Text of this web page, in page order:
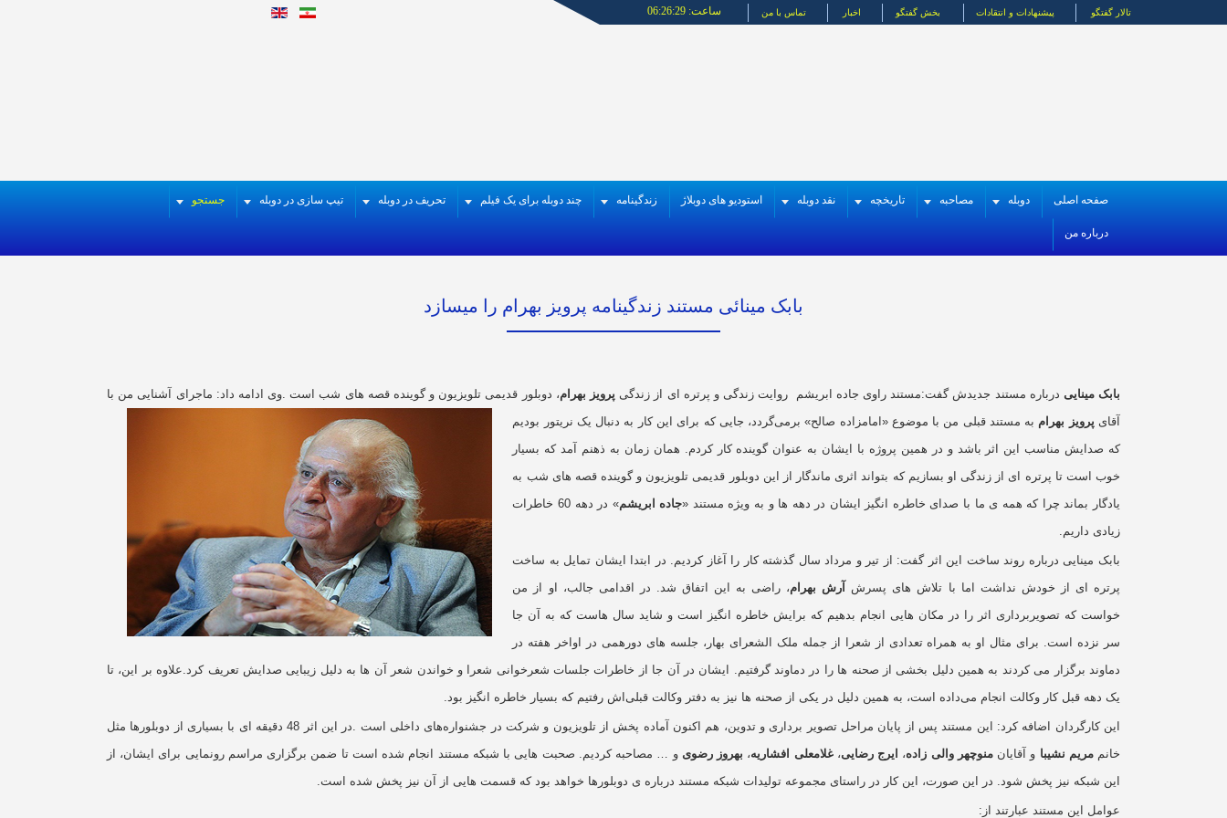
تالار گفتگو پیشنهادات و انتقادات بخش گفتگو اخبار تماس با من ساعت: 06:26:29
صفحه اصلی دوبله مصاحبه تاریخچه نقد دوبله استودیو های دوبلاژ زندگینامه چند دوبله برای یک فیلم تحریف در دوبله تیپ سازی در دوبله جستجو
درباره من
بابک مینائی مستند زندگینامه پرویز بهرام را میسازد
بابک مینایی درباره مستند جدیدش گفت:مستند راوی جاده ابریشم روایت زندگی و پرتره ای از زندگی پرویز بهرام، دوبلور قدیمی تلویزیون و گوینده قصه های شب است.وی ادامه داد: ماجرای آشنایی من با
آقای پرویز بهرام به مستند قبلی من با موضوع «امامزاده صالح» برمی‌گردد، جایی که برای این کار به دنبال یک نریتور بودیم
که صدایش مناسب این اثر باشد و در همین پروژه با ایشان به عنوان گوینده کار کردم. همان زمان به ذهنم آمد که بسیار
خوب است تا پرتره ای از زندگی او بسازیم که بتواند اثری ماندگار از این دوبلور قدیمی تلویزیون و گوینده قصه های شب به
یادگار بماند چرا که همه ی ما با صدای خاطره انگیز ایشان در دهه ها و به ویژه مستند «جاده ابریشم
» در دهه 60 خاطرات
زیادی داریم.
بابک مینایی درباره روند ساخت این اثر گفت: از تیر و مرداد سال گذشته کار را آغاز کردیم. در ابتدا ایشان تمایل به ساخت
پرتره ای از خودش نداشت اما با تلاش های پسرش آرش بهرام، راضی به این اتفاق شد. در اقدامی جالب، او از من
خواست که تصویربرداری اثر را در مکان هایی انجام بدهیم که برایش خاطره انگیز است و شاید سال هاست که به آن جا
سر نزده است. برای مثال او به همراه تعدادی از شعرا از جمله ملک الشعرای بهار، جلسه های دورهمی در اواخر هفته در
دماوند برگزار می کردند به همین دلیل بخشی از صحنه ها را در دماوند گرفتیم. ایشان در آن جا از خاطرات جلسات شعرخوانی شعرا و خواندن شعر آن ها به دلیل زیبایی صدایش تعریف کرد.علاوه بر این، تا
یک دهه قبل کار وکالت انجام می‌داده است، به همین دلیل در یکی از صحنه ها نیز به دفتر وکالت قبلی‌اش رفتیم که بسیار خاطره انگیز بود.
این کارگردان اضافه کرد: این مستند پس از پایان مراحل تصویر برداری و تدوین، هم اکنون آماده پخش از تلویزیون و شرکت در جشنواره‌های داخلی است .
در این اثر 48 دقیقه ای با بسیاری از دوبلورها مثل
خانممریم نشیبا و آقایان منوچهر والی زاده، ایرج رضایی، غلامعلی افشاریه، بهروز رضوی و … مصاحبه کردیم. صحبت هایی با شبکه مستند انجام شده است تا ضمن برگزاری مراسم رونمایی برای ایشان، از
این شبکه نیز پخش شود. در این صورت، این کار در راستای مجموعه تولیدات شبکه مستند درباره ی دوبلورها خواهد بود که قسمت هایی از آن نیز پخش شده است.
عوامل این مستند عبارتند از: